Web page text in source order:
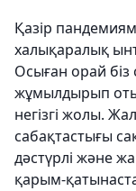
Қазір
халықаралық
Осыған орай біз
жұмыл­дырып
негізгі жолы.
сабақтастығы
дәстүрлі және
қарым-